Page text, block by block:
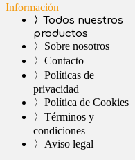
Información
〉Todos nuestros
productos
〉Sobre nosotros
〉Contacto
〉Políticas de
privacidad
〉Política de Cookies
〉Términos y
condiciones
〉Aviso legal